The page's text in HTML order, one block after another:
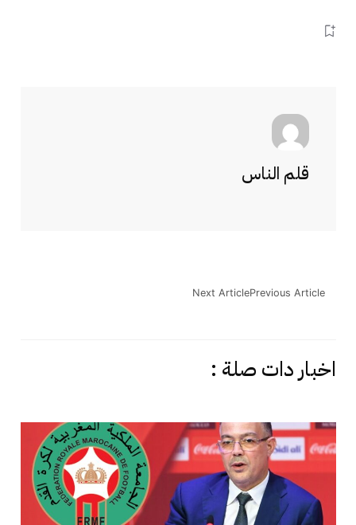
قلم الناس
Previous Article
Next Article
اخبار دات صلة :